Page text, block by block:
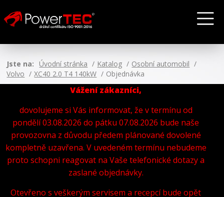
Jste na: Úvodní stránka Katalog
Osobní automobil
Volvo
XC40 2.0 T4 140kW Objednávka
Vážení zákazníci,
dovolujeme si Vás informovat, že v termínu od
pondělí 03.08.2026 do pátku 07.08.2026 bude naše
provozovna z důvodu předem plánované dovolené
kompletně uzavřena. V uvedeném termínu nebudeme
proto schopni reagovat na Vaše telefonické dotazy a
zaslané objednávky.
Otevřeno s veškerým servisem a recepcí bude opět